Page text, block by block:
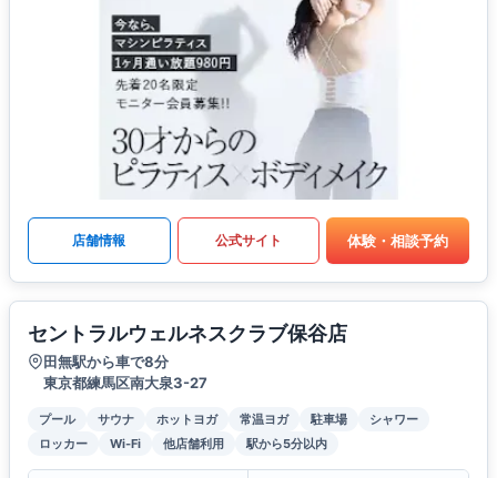
店舗情報 公式サイト 体験・相談予約
セントラルウェルネスクラブ保谷店
田無駅から車で8分
東京都練馬区南大泉3-27
プール サウナ ホットヨガ 常温ヨガ 駐車場
シャワー
ロッカー
Wi-Fi 他店舗利用 駅から5分以内